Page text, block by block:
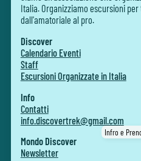
Infro e
Italia. Organizziamo escursioni
dall'amatoriale al pro.
Discover
Calendario Eventi
Staff
Escursioni Organizzate in Italia
Info
Contatti
info.discovertrek@gmail.com
Mondo Discover
Newsletter